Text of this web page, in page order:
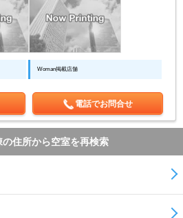
Woman掲載店舗
電話でお問合せ
住所から空室を再検索